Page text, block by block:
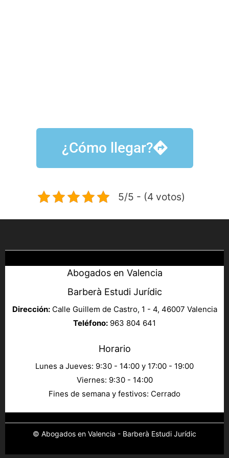
¿Cómo llegar?
5/5 - (4 votos)
Abogados en Valencia
Barberà Estudi Jurídic
Dirección: Calle Guillem de Castro, 1 - 4, 46007 Valencia
Teléfono: 963 804 641
Horario
Lunes a Jueves: 9:30 - 14:00 y 17:00 - 19:00
Viernes: 9:30 - 14:00
Fines de semana y festivos: Cerrado
© Abogados en Valencia - Barberà Estudi Jurídic